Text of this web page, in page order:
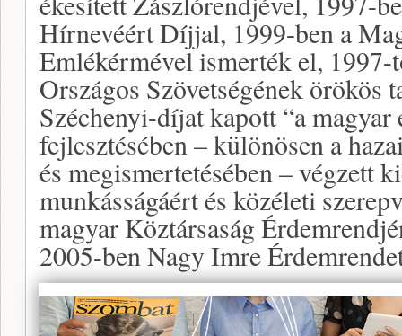
Hírnevéért Díjjal, 1999-ben a
Emlékérmével ismerték el,
Országos Szövetségének örökös
Széchenyi-díjat kapott “a
fejlesztésében – különösen a
és megismertetésében – végzett
munkásságáért és közéleti
magyar Köztársaság
2005-ben Nagy Imre